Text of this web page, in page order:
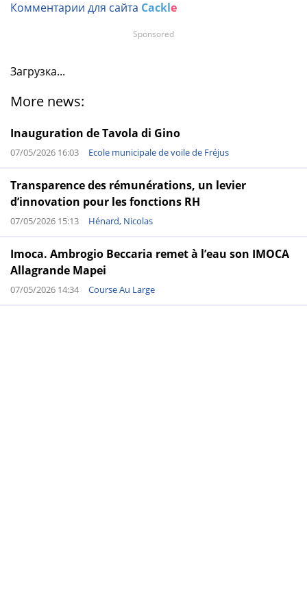
Комментарии для сайта Cackle
Загрузка...
More news:
Inauguration de Tavola di Gino
07/05/2026 16:03 Ecole municipale de voile de Fréjus
Transparence des rémunérations, un levier
d’innovation pour les fonctions RH
07/05/2026 15:13 Hénard, Nicolas
Imoca. Ambrogio Beccaria remet à l’eau son IMOCA
Allagrande Mapei
07/05/2026 14:34 Course Au Large
Sponsored